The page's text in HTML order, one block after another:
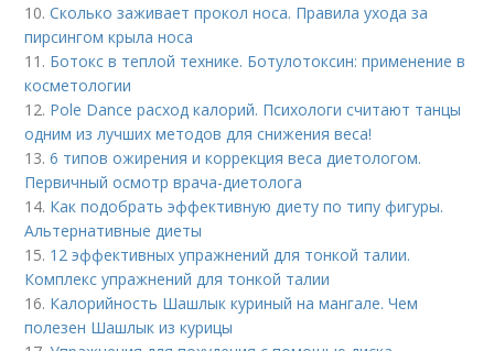
10.Сколько заживает прокол носа. Правила ухода за
пирсингом крыла носа
11. Ботокс в теплой технике. Ботулотоксин: применение в
косметологии
12. Pole Dance расход калорий. Психологи считают танцы
одним из лучших методов для снижения веса!
13.6 типов ожирения и коррекция веса диетологом.
Первичный осмотр врача-диетолога
14. Как подобрать эффективную диету по типу фигуры.
Альтернативные диеты
15. 12 эффективных упражнений для тонкой талии.
Комплекс упражнений для тонкой талии
16. Калорийность Шашлык куриный на мангале. Чем
полезен Шашлык из курицы